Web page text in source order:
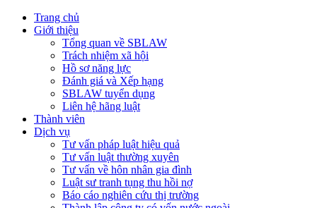
Trang chủ
Giới thiệu
Tổng quan về SBLAW
Trách nhiệm xã hội
Hồ sơ năng lực
Đánh giá và Xếp hạng
SBLAW tuyển dụng
Liên hệ hãng luật
Thành viên
Dịch vụ
Tư vấn pháp luật hiệu quả
Tư vấn luật thường xuyên
Tư vấn về hôn nhân gia đình
Luật sư tranh tụng thu hồi nợ
Báo cáo nghiên cứu thị trường